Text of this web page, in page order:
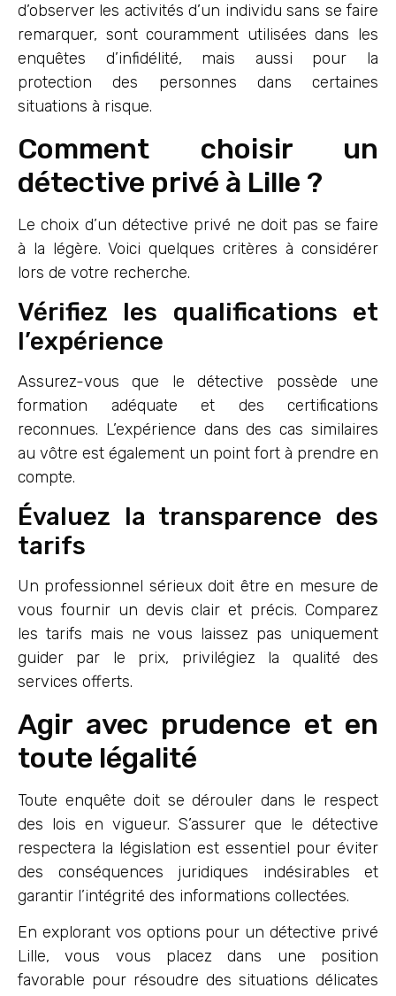
d’observer les activités d’un individu sans se faire
remarquer, sont couramment utilisées dans les
enquêtes d’infidélité, mais aussi pour la
protection des personnes dans certaines
situations à risque.
Comment choisir un
détective privé à Lille ?
Le choix d’un détective privé ne doit pas se faire
à la légère. Voici quelques critères à considérer
lors de votre recherche.
Vérifiez les qualifications et
l’expérience
Assurez-vous que le détective possède une
formation adéquate et des certifications
reconnues. L’expérience dans des cas similaires
au vôtre est également un point fort à prendre en
compte.
Évaluez la transparence des
tarifs
Un professionnel sérieux doit être en mesure de
vous fournir un devis clair et précis. Comparez
les tarifs mais ne vous laissez pas uniquement
guider par le prix, privilégiez la qualité des
services offerts.
Agir avec prudence et en
toute légalité
Toute enquête doit se dérouler dans le respect
des lois en vigueur. S’assurer que le détective
respectera la législation est essentiel pour éviter
des conséquences juridiques indésirables et
garantir l’intégrité des informations collectées.
En explorant vos options pour un détective privé
Lille, vous vous placez dans une position
favorable pour résoudre des situations délicates